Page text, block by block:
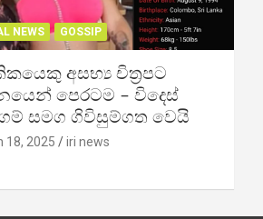
NEWS GOSSIP
අසභ්‍ය චිත්‍රපට
පෙරටම – විදෙස්
සමග ගිවිසුම්ගත වෙයි
18, 2025 iri news